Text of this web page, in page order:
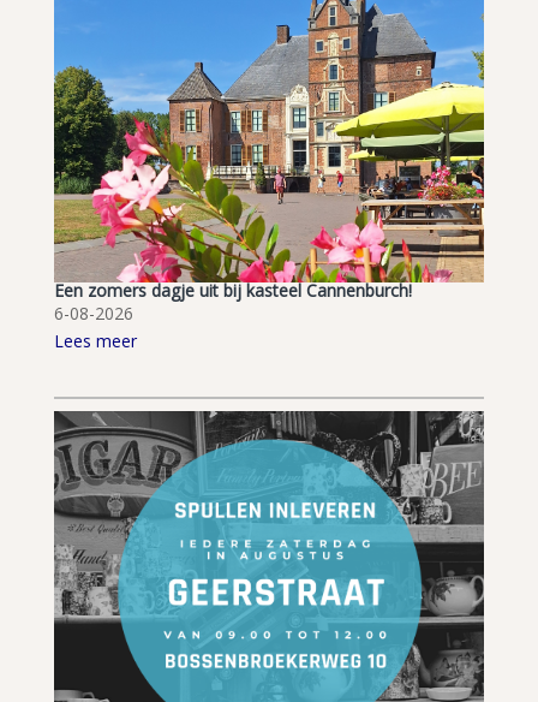
Een zomers dagje uit bij kasteel Cannenburch!
6-08-2026
Lees meer